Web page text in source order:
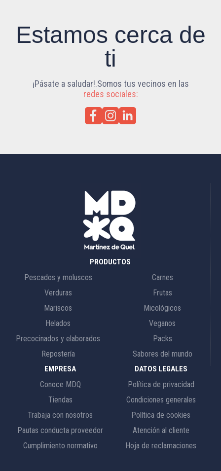
Estamos cerca de
ti
¡Pásate a saludar!.Somos tus vecinos en las
redes sociales:
PRODUCTOS
Pescados y moluscos
Verduras
Mariscos
Helados
Precocinados y elaborados
Repostería
Carnes
Frutas
Micológicos
Veganos
Packs
Sabores del mundo
EMPRESA
Conoce MDQ
Tiendas
Trabaja con nosotros
Pautas conducta proveedor
Cumplimiento normativo
DATOS LEGALES
Política de privacidad
Condiciones generales
Política de cookies
Atención al cliente
Hoja de reclamaciones